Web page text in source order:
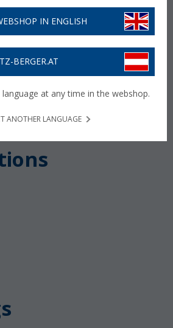
IN ENGLISH
BERGER.AT
language at any time in the webshop.
ANOTHER LANGUAGE